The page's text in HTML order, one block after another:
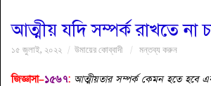
আত্মীয় যদি সম্পর্ক রাখতে না
১৫ জুলাই, ২০২২ উমায়ের কোব্বাদী মন্তব্য করুন
জিজ্ঞাসা–১৫৬৭: আত্মীয়তার সম্পর্ক কেমন হতে হবে